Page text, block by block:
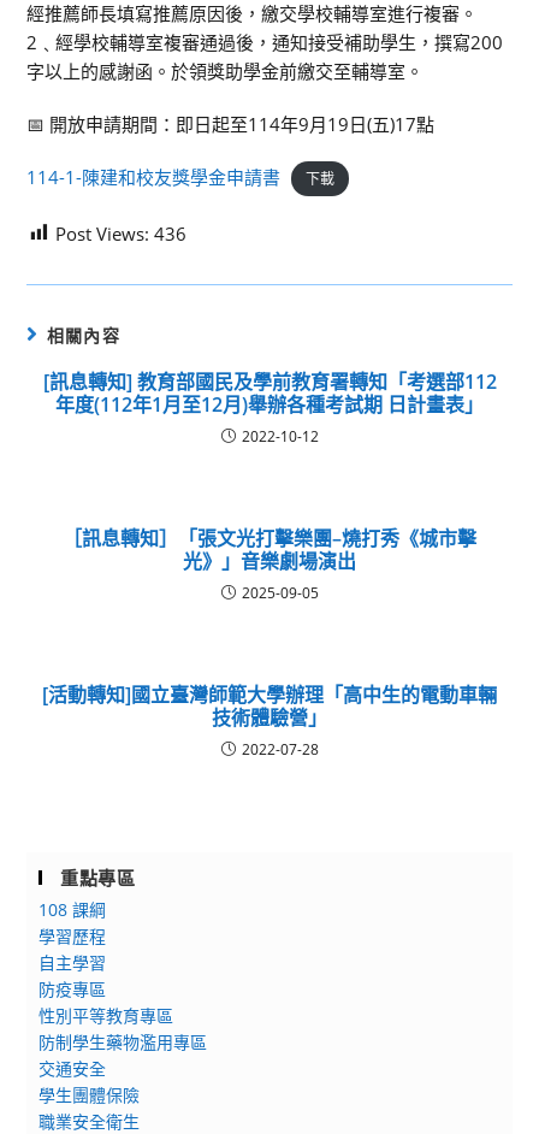
經推薦師長填寫推薦原因後，繳交學校輔導室進行複審。
2﹑經學校輔導室複審通過後，通知接受補助學生，撰寫200
字以上的感謝函。於領獎助學金前繳交至輔導室。
📅 開放申請期間：即日起至114年9月19日(五)17點
114-1-陳建和校友獎學金申請書 下載
Post Views: 436
相關內容
[訊息轉知] 教育部國民及學前教育署轉知「考選部112
年度(112年1月至12月)舉辦各種考試期 日計畫表」
2022-10-12
［訊息轉知］「張文光打擊樂團–燒打秀《城市擊
光》」音樂劇場演出
2025-09-05
[活動轉知]國立臺灣師範大學辦理「高中生的電動車輛
技術體驗營」
2022-07-28
重點專區
108 課綱
學習歷程
自主學習
防疫專區
性別平等教育專區
防制學生藥物濫用專區
交通安全
學生團體保險
職業安全衛生